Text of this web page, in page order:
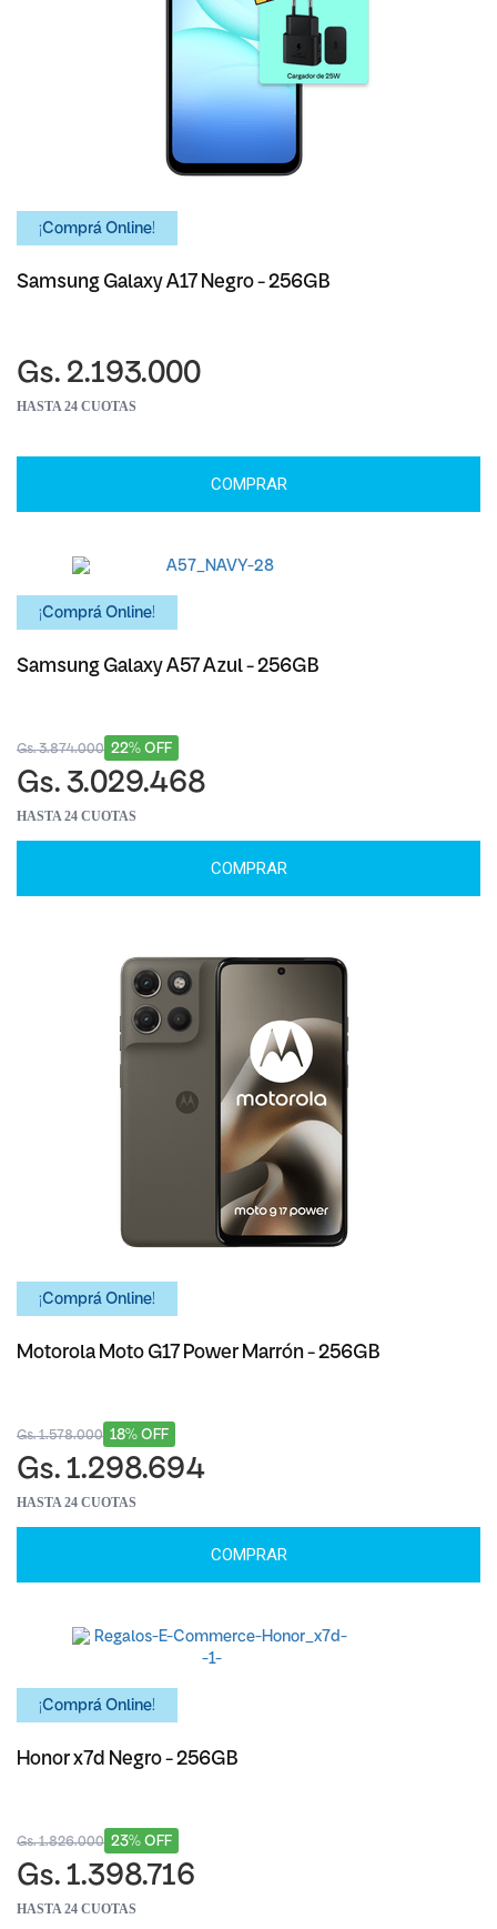
¡Comprá Online!
Samsung Galaxy A17 Negro - 256GB
Gs. 2.193.000
HASTA 24 CUOTAS
COMPRAR
¡Comprá Online!
Samsung Galaxy A57 Azul - 256GB
22% OFF
Gs. 3.874.000
Gs. 3.029.468
HASTA 24 CUOTAS
COMPRAR
¡Comprá Online!
Motorola Moto G17 Power Marrón - 256GB
18% OFF
Gs. 1.578.000
Gs. 1.298.694
HASTA 24 CUOTAS
COMPRAR
¡Comprá Online!
Honor x7d Negro - 256GB
23% OFF
Gs. 1.826.000
Gs. 1.398.716
HASTA 24 CUOTAS